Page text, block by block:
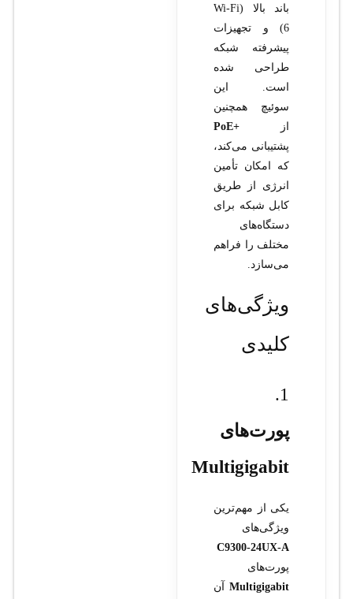
باند بالا (Wi-Fi
6) و تجهیزات
پیشرفته شبکه
طراحی شده
است. این
سوئیچ همچنین
از +PoE
پشتیبانی می‌کند،
که امکان تأمین
انرژی از طریق
کابل شبکه برای
دستگاه‌های
مختلف را فراهم
می‌سازد.
ویژگی‌های
کلیدی
1.
پورت‌های
Multigigabit
یکی از مهم‌ترین
ویژگی‌های
C9300-24UX-A
پورت‌های
Multigigabitآن